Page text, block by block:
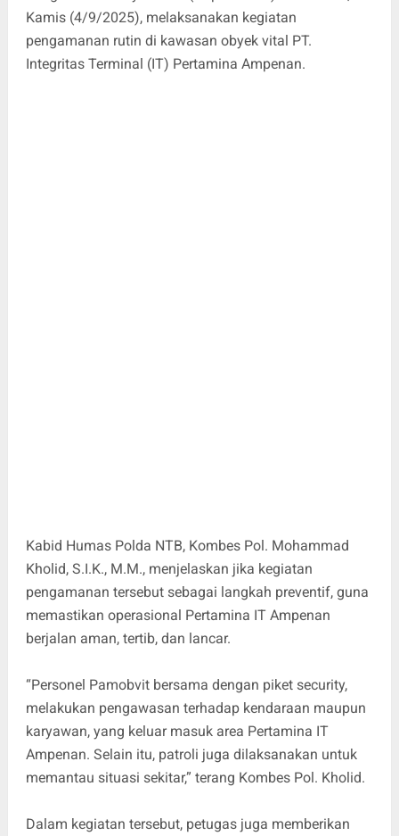
Kamis (4/9/2025), melaksanakan kegiatan
pengamanan rutin di kawasan obyek vital PT.
Integritas Terminal (IT) Pertamina Ampenan.
Kabid Humas Polda NTB, Kombes Pol. Mohammad
Kholid, S.I.K., M.M., menjelaskan jika kegiatan
pengamanan tersebut sebagai langkah preventif, guna
memastikan operasional Pertamina IT Ampenan
berjalan aman, tertib, dan lancar.
“Personel Pamobvit bersama dengan piket security,
melakukan pengawasan terhadap kendaraan maupun
karyawan, yang keluar masuk area Pertamina IT
Ampenan. Selain itu, patroli juga dilaksanakan untuk
memantau situasi sekitar,” terang Kombes Pol. Kholid.
Dalam kegiatan tersebut, petugas juga memberikan